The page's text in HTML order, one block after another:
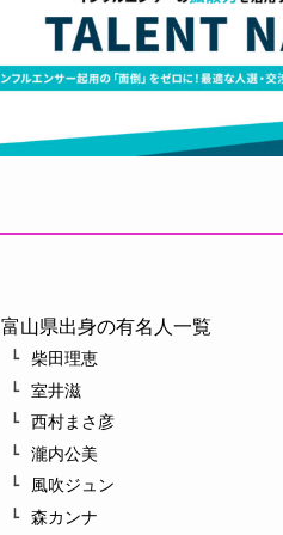
富山県出身の有名人一覧
柴田理恵
室井滋
西村まさ彦
瀧内公美
風吹ジュン
森カンナ